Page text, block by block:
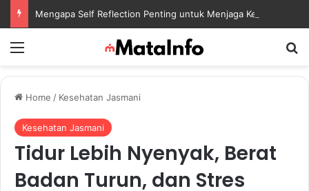
Home / Kesehatan Jasmani
Kesehatan Jasmani
Tidur Lebih Nyenyak, Berat
Badan Turun, dan Stres